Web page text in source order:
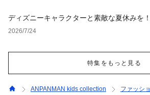
ディズニーキャラクターと素敵な夏休みを
集
2026/7/24
特集をもっと見る
ANPANMAN kids collection ファッシ